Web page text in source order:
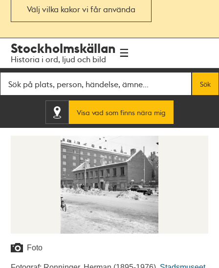
Välj vilka kakor vi får använda
navigationen
huvudinnehållet
Stockholmskällan
Historia i ord, ljud och bild
Sök
Visa vad som finns nära mig
Foto